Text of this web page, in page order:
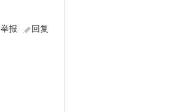
回复
举报